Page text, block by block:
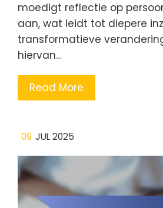
moedigt reflectie op
aan, wat leidt tot diepere
transformatieve
hiervan…
Read More
09 JUL 2025